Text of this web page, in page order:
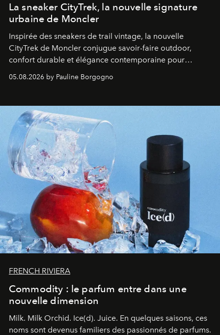
La sneaker CityTrek, la nouvelle signature
urbaine de Moncler
Inspirée des sneakers de trail vintage, la nouvelle
CityTrek de Moncler conjugue savoir-faire outdoor,
confort durable et élégance contemporaine pour
accompagner les explorations du quotidien.
05.08.2026 by Pauline Borgogno
FRENCH RIVIERA
Commodity : le parfum entre dans une
nouvelle dimension
Milk. Milk Orchid. Ice(d). Juice. En quelques saisons, ces
noms sont devenus familiers des passionnés de parfums.